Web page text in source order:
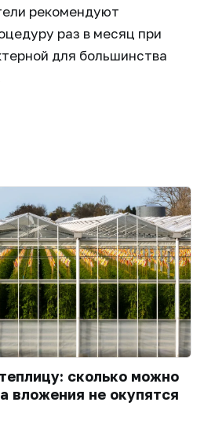
рекомендуют
раз в месяц при
для большинства
сколько можно
вложения не окупятся